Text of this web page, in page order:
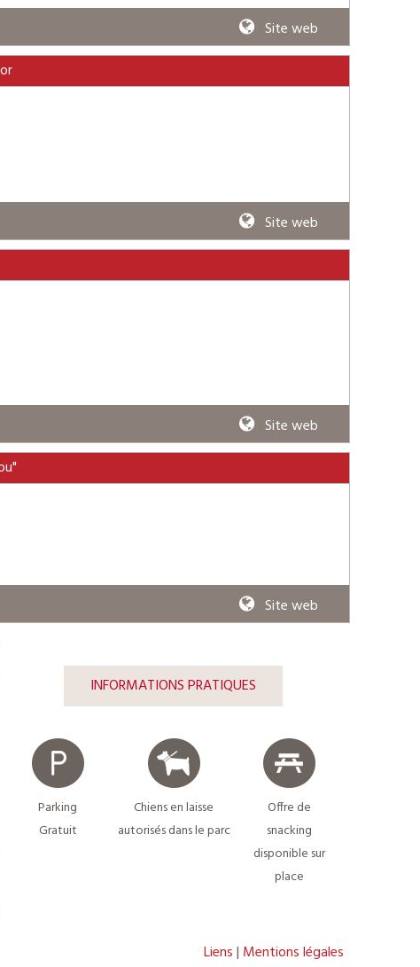
Site web
Site web
Site web
Site web
INFORMATIONS PRATIQUES
Parking
Gratuit
Chiens en laisse
autorisés dans le parc
Offre de
snacking
disponible sur
place
Liens Mentions légales